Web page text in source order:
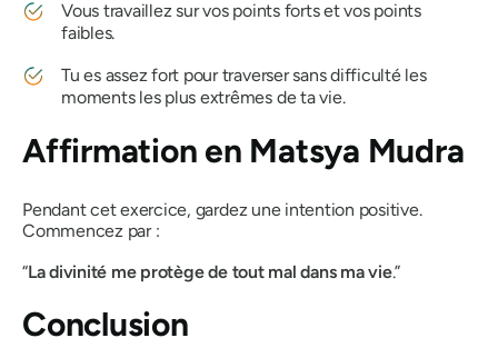
Vous travaillez sur vos points forts et vos points
faibles.
Tu es assez fort pour traverser sans difficulté les
moments les plus extrêmes de ta vie.
Affirmation en Matsya Mudra
Pendant cet exercice, gardez une intention positive.
Commencez par :
“La divinité me protège de tout mal dans ma vie.”
Conclusion